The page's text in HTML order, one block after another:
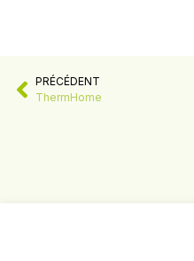
PRÉCÉDENT
ThermHome